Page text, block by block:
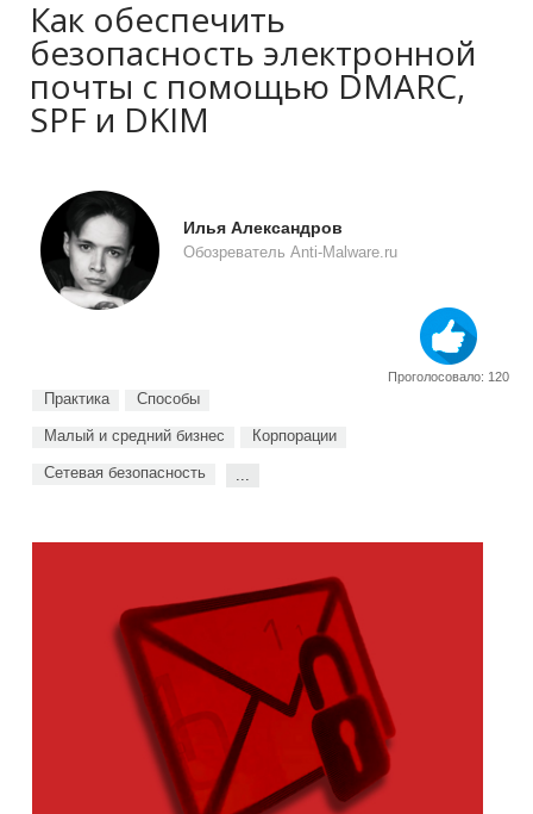
Как обеспечить
безопасность электронной
почты с помощью DMARC,
SPF и DKIM
Илья Александров
Обозреватель Anti-Malware.ru
Проголосовало: 120
Практика Способы
Малый и средний бизнес Корпорации
Сетевая безопасность ...